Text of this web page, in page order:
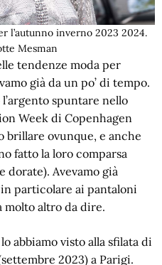
l’autunno inverno 2023 2024.
Mesman
tendenze moda per
già da un po’ di tempo.
spuntare nello
Week di Copenhagen
brillare ovunque, e anche
fatto la loro comparsa
dorate). Avevamo già
particolare ai pantaloni
molto altro da dire.
abbiamo visto alla sfilata di
2023) a Parigi.